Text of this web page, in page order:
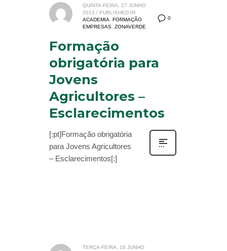
0
QUINTA-FEIRA, 27 JUNHO
2013 / PUBLISHED IN
ACADEMIA
,FORMAÇÃO
EMPRESAS ,ZONAVERDE
Formação
obrigatória para
Jovens
Agricultores –
Esclarecimentos
[:pt]Formação obrigatória
para Jovens Agricultores
– Esclarecimentos[:]
TERÇA-FEIRA, 18 JUNHO